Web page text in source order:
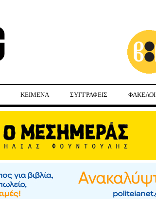
ΚΕΙΜΕΝΑ ΣΥΓΓΡΑΦΕΙΣ ΦΑΚΕΛΟΙ